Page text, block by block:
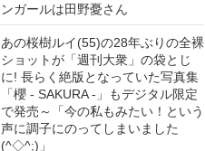
ンガールは田野憂さん
あの桜樹ルイ(55)の28年ぶりの全裸
ショットが「週刊大衆」の袋とじ
に! 長らく絶版となっていた写真集
「櫻 - SAKURA -」もデジタル限定
で発売～「今の私もみたい！という
声に調子にのってしまいました
(^◇^;)」